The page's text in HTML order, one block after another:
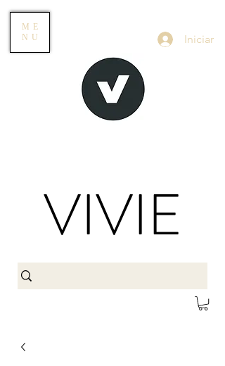
ME
NU
Iniciar
VIVIE